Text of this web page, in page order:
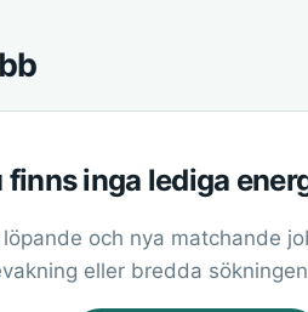
finns inga lediga
och nya matchande
eller bredda